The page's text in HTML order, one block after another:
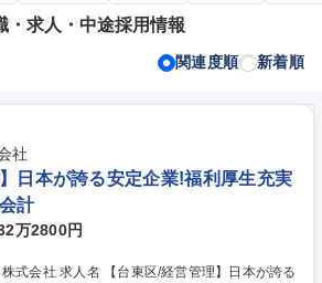
・求人・中途採用情報
関連度順 新着順
社
日本が誇る安定企業!福利厚生充実
計
万2800円
管理】日本が誇る